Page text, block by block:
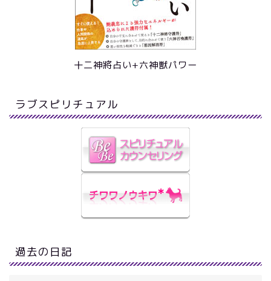
十二神將占い+六神獣パワー
ラブスピリチュアル
過去の日記